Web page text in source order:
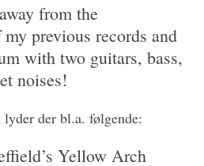
from the
previous records and
with two guitars, bass,
noises!
lyder der bl.a. følgende:
Yellow Arch